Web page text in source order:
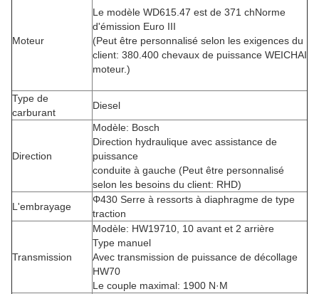
Moteur
Le modèle WD615.47 est de 371 chNorme
d'émission Euro III
(Peut être personnalisé selon les exigences du
client: 380.400 chevaux de puissance WEICHAI
moteur.)
Type de
carburant
Diesel
Direction
Modèle: Bosch
Direction hydraulique avec assistance de
puissance
conduite à gauche (Peut être personnalisé
selon les besoins du client: RHD)
L'embrayage
Φ430 Serre à ressorts à diaphragme de type
traction
Transmission
Modèle: HW19710, 10 avant et 2 arrière
Type manuel
Avec transmission de puissance de décollage
HW70
Le couple maximal: 1900 N·M